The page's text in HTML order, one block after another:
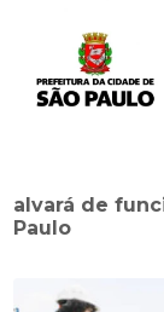
alvará de
Paulo